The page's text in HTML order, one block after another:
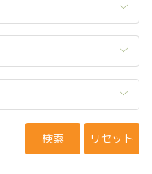
検索 リセット